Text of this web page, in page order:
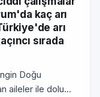
kaç arı
arı
sırada
Doğu
aileler ile dolu...